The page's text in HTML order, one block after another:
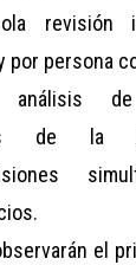
revisión
por persona
análisis de
de la
el